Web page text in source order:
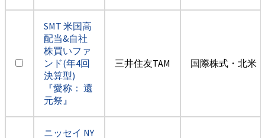
SMT 米国高
配当&自社
株買いファ
ンド(年4回
決算型)
『愛称： 還
元祭』
三井住友TAM 国際株式・北米
ニッセイ NY